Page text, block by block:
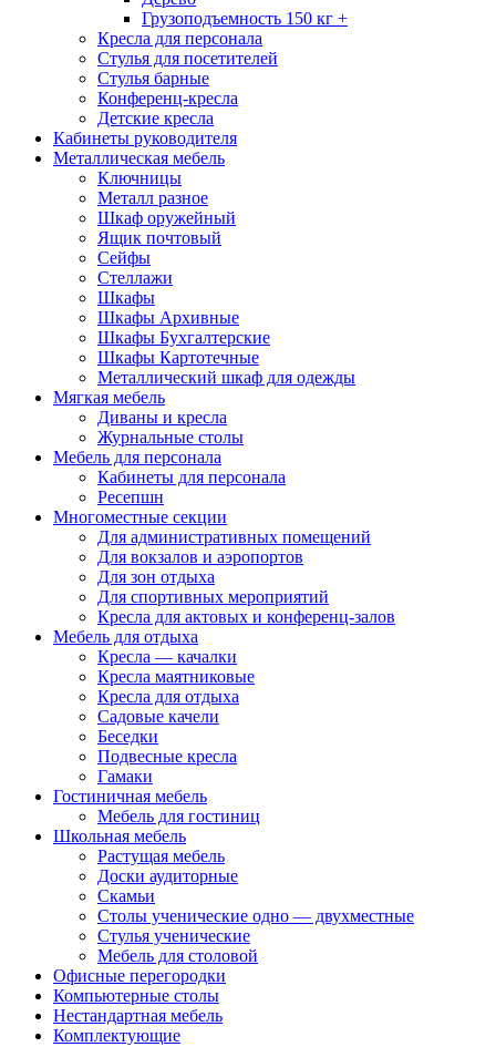
Грузоподъемность 150 кг +
Кресла для персонала
Стулья для посетителей
Стулья барные
Конференц-кресла
Детские кресла
Кабинеты руководителя
Металлическая мебель
Ключницы
Металл разное
Шкаф оружейный
Ящик почтовый
Сейфы
Стеллажи
Шкафы
Шкафы Архивные
Шкафы Бухгалтерские
Шкафы Картотечные
Металлический шкаф для одежды
Мягкая мебель
Диваны и кресла
Журнальные столы
Мебель для персонала
Кабинеты для персонала
Ресепшн
Многоместные секции
Для административных помещений
Для вокзалов и аэропортов
Для зон отдыха
Для спортивных мероприятий
Кресла для актовых и конференц-залов
Мебель для отдыха
Кресла — качалки
Кресла маятниковые
Кресла для отдыха
Садовые качели
Беседки
Подвесные кресла
Гамаки
Гостиничная мебель
Мебель для гостиниц
Школьная мебель
Растущая мебель
Доски аудиторные
Скамьи
Столы ученические одно — двухместные
Стулья ученические
Мебель для столовой
Офисные перегородки
Компьютерные столы
Нестандартная мебель
Комплектующие